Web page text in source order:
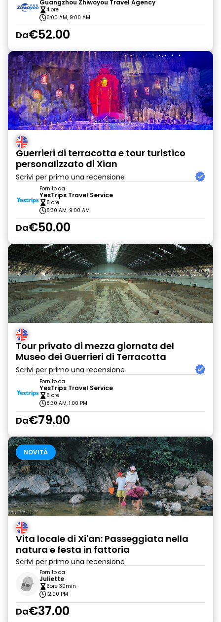
Guangzhou Zhiwoyou Travel Agency
4 ore
8:00 AM, 9:00 AM
Da€52.00
Guerrieri di terracotta e tour turistico
personalizzato di Xian
Scrivi per primo una recensione
Fornito da
YesTrips Travel Service
8 ore
8:30 AM, 9:00 AM
Da€50.00
Tour privato di mezza giornata del
Museo dei Guerrieri di Terracotta
Scrivi per primo una recensione
Fornito da
YesTrips Travel Service
5 ore
8:30 AM, 1:00 PM
Da€79.00
NOVITÀ
Vita locale di Xi'an: Passeggiata nella
natura e festa in fattoria
Scrivi per primo una recensione
Fornito da
Juliette
6ore 30min
12:00 PM
Da€37.00